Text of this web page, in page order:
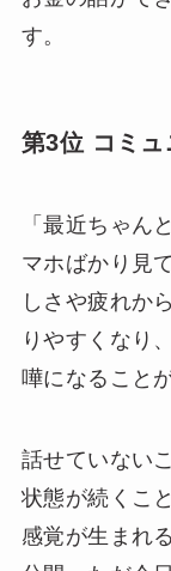
す。
第3位 コミ
「最近ちゃん
マホばかり見
しさや疲れか
りやすくなり
嘩になること
話せていない
状態が続くこ
感覚が生まれ